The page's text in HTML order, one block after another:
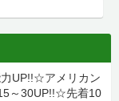
UP!!☆アメリカン
～30UP!!☆先着10